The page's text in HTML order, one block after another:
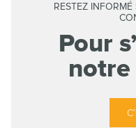
RESTEZ
Pour